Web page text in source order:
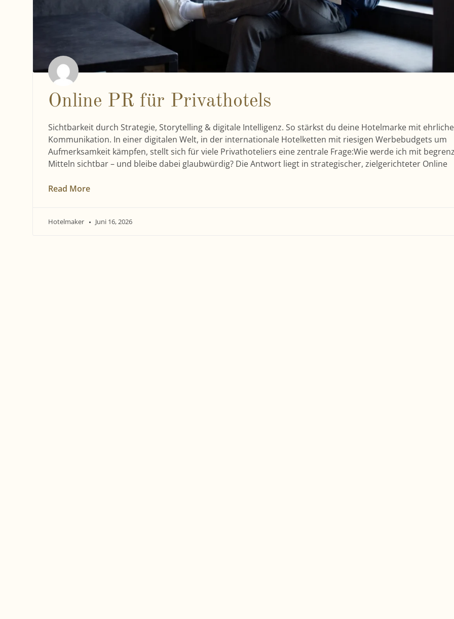
Online PR für Privathotels
Sichtbarkeit durch Strategie, Storytelling & digitale Intelligenz. So stärkst du deine Hotelmarke mit
Kommunikation. In einer digitalen Welt, in der internationale Hotelketten mit riesigen Werbebudgets um
Aufmerksamkeit kämpfen, stellt sich für viele Privathoteliers eine zentrale Frage:Wie werde ich mit
Mitteln sichtbar – und bleibe dabei glaubwürdig? Die Antwort liegt in strategischer, zielgerichteter Online
Read More
Hotelmaker Juni 16, 2026